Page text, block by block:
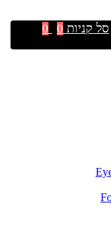
סל קניות 0
0